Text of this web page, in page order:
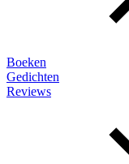
Boeken
Gedichten
Reviews